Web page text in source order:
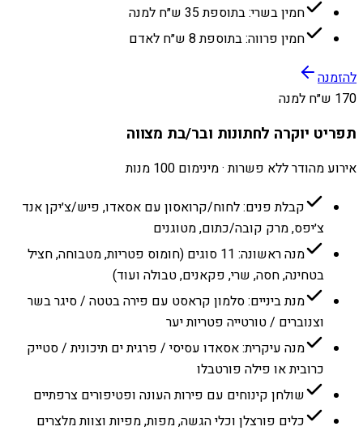
חמין בשרי: בתוספת 35 ש״ח למנה
חמין פרווה: בתוספת 8 ש״ח לאדם
להזמנה
170 ש״ח למנה
תפריט יוקרה לחתונות ובר/בת מצווה
אירוע מהודר ללא פשרות · מינימום 100 מנות
קבלת פנים: לחוח/קרואסון עם אסאדו, פיש/צ׳יקן אנד
צ׳יפס, מרק קובה/כתום, מטוגנים
מנה ראשונה: 11 סוגים (חומוס פטריות, מטבוחה, חציל
בטחינה, חסה, שרי, פקאנים, טבולה ועוד)
מנת ביניים: סלמון קראסט עם פירה בטטה / סיגר בשר
וצנוברים / טורטייה פטריות יער
מנה עיקרית: אסאדו עסיסי / פרגית ים תיכונית / סטייק
כרובית או פילה פורטבלו
שולחן קינוחים עם פירות העונה ופטיפורים צרפתיים
כלים פורצלן וכלי הגשה, מפות, מפיות וצוות מלצרים